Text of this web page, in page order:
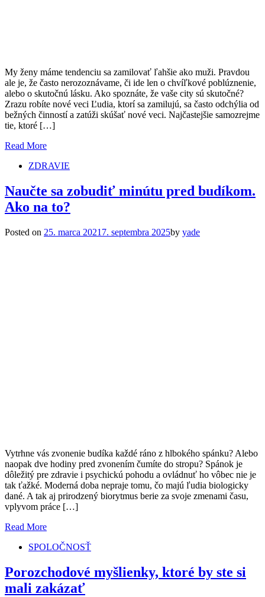
My ženy máme tendenciu sa zamilovať ľahšie ako muži. Pravdou
ale je, že často nerozoznávame, či ide len o chvíľkové poblúznenie,
alebo o skutočnú lásku. Ako spoznáte, že vaše city sú skutočné?
Zrazu robíte nové veci Ľudia, ktorí sa zamilujú, sa často odchýlia od
bežných činností a zatúži skúšať nové veci. Najčastejšie samozrejme
tie, ktoré […]
Read More
ZDRAVIE
Naučte sa zobudiť minútu pred budíkom.
Ako na to?
Posted on 25. marca 2021 7. septembra 2025by yade
Vytrhne vás zvonenie budíka každé ráno z hlbokého spánku? Alebo
naopak dve hodiny pred zvonením čumíte do stropu? Spánok je
dôležitý pre zdravie i psychickú pohodu a ovládnuť ho vôbec nie je
tak ťažké. Moderná doba nepraje tomu, čo majú ľudia biologicky
dané. A tak aj prirodzený biorytmus berie za svoje zmenami času,
vplyvom práce […]
Read More
SPOLOČNOSŤ
Porozchodové myšlienky, ktoré by ste si
mali zakázať